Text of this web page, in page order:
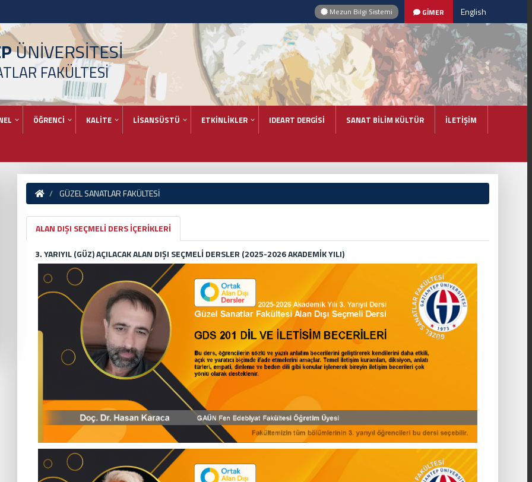
Mezun Bilgi Sistemi GİMER English
ÜNİVERSİTESİ
FAKÜLTESİ
ÖĞRENCİ KALİTE LİSANSÜSTÜ ETKİNLİKLER IDEART DERGİSİ SANAT BİLİM KÜLTÜR İLETİŞİM
GÜZEL SANATLAR FAKÜLTESİ
ALAN DIŞI SEÇMELİ DERS İÇERİKLERİ
3. YARIYIL (GÜZ) AÇILACAK ALAN DIŞI SEÇMELİ DERSLER (2025-2026 AKADEMİK YILI)